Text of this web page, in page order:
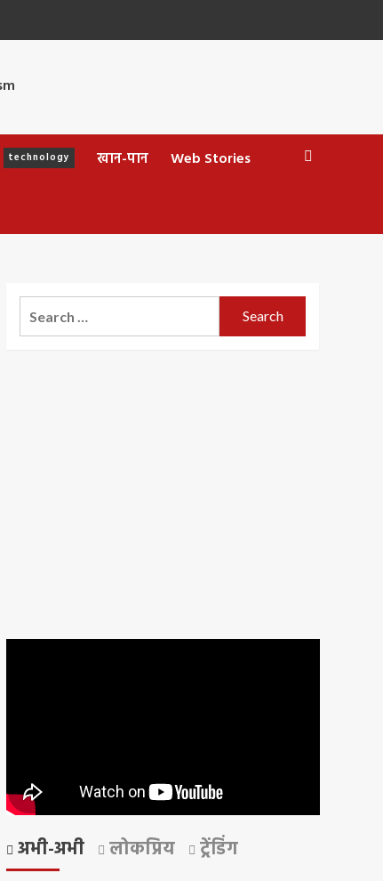
technology खान-पान Web Stories
for:
अभी-अभी लोकप्रिय ट्रेंडिंग